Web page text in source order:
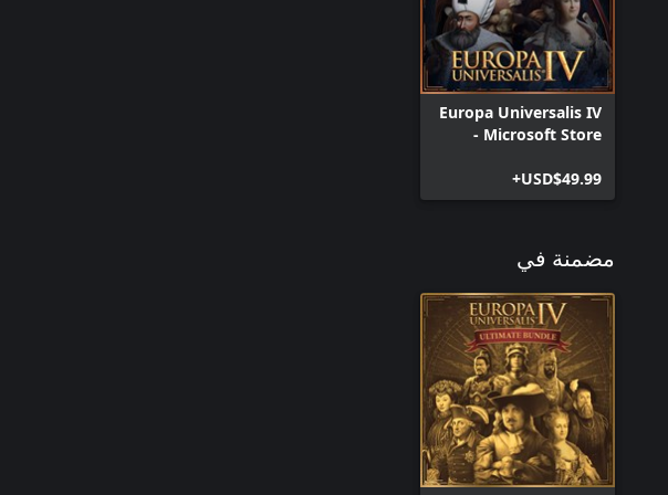
◾اثنان من نماذج التبشير الجديدة: تمت إضافة الرسوم المتحركة التبشيرية القبطية الأفريقية، والوثنية
ذات الطابع الشرقي الأفريقي الجديد.
Europa Universalis IV
- Microsoft Store
USD$49.99+
مضمنة في